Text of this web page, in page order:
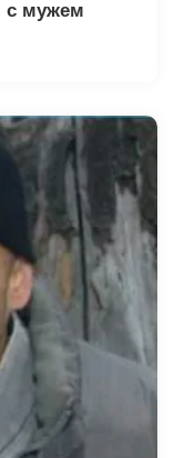
с мужем